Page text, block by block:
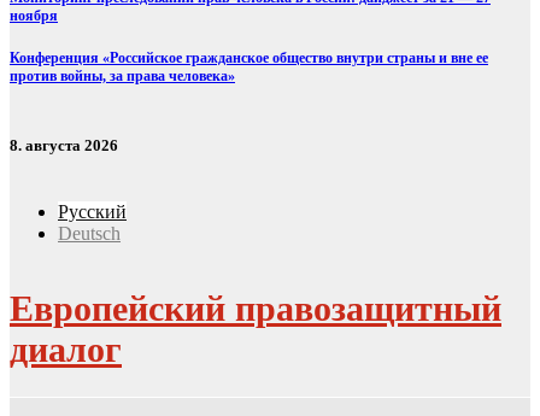
ноября
Конференция «Российское гражданское общество внутри страны и вне ее
против войны, за права человека»
8. августа 2026
Русский
Deutsch
Европейский правозащитный
диалог